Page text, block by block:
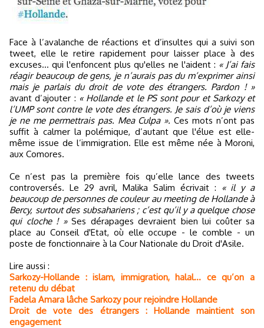
Face à l’avalanche de réactions et d’insultes qui a suivi son
tweet, elle le retire rapidement pour laisser place à des
excuses... qui l'enfoncent plus qu'elles ne l'aident : « J’ai fais
réagir beaucoup de gens, je n’aurais pas du m’exprimer ainsi
mais je parlais du droit de vote des étrangers. Pardon ! »
avant d’ajouter : « Hollande et le PS sont pour et Sarkozy et
l’UMP sont contre le vote des étrangers. Je sais d’où je viens
je ne me permettrais pas. Mea Culpa ». Ces mots n’ont pas
suffit à calmer la polémique, d’autant que l'élue est elle-
même issue de l’immigration. Elle est même née à Moroni,
aux Comores.
Ce n’est pas la première fois qu’elle lance des tweets
controversés. Le 29 avril, Malika Salim écrivait :
« il y a
beaucoup de personnes de couleur au meeting de Hollande à
Bercy, surtout des subsahariens ; c’est qu’il y a quelque chose
qui cloche ! »Ses dérapages devraient bien lui coûter sa
place au Conseil d'Etat, où elle occupe - le comble - un
poste de fonctionnaire à la Cour Nationale du Droit d'Asile.
Lire aussi :
Sarkozy-Hollande : islam, immigration, halal… ce qu’on a
retenu du débat
Fadela Amara lâche Sarkozy pour rejoindre Hollande
Droit de vote des étrangers : Hollande maintient son
engagement